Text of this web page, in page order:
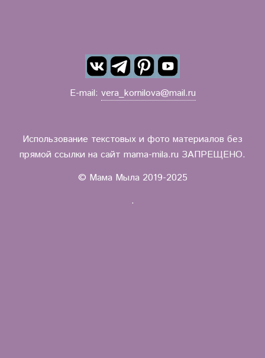
E-mail: vera_kornilova@mail.ru
Использование текстовых и фото материалов без
прямой ссылки на сайт mama-mila.ru ЗАПРЕЩЕНО.
© Мама Мыла 2019-2025
.